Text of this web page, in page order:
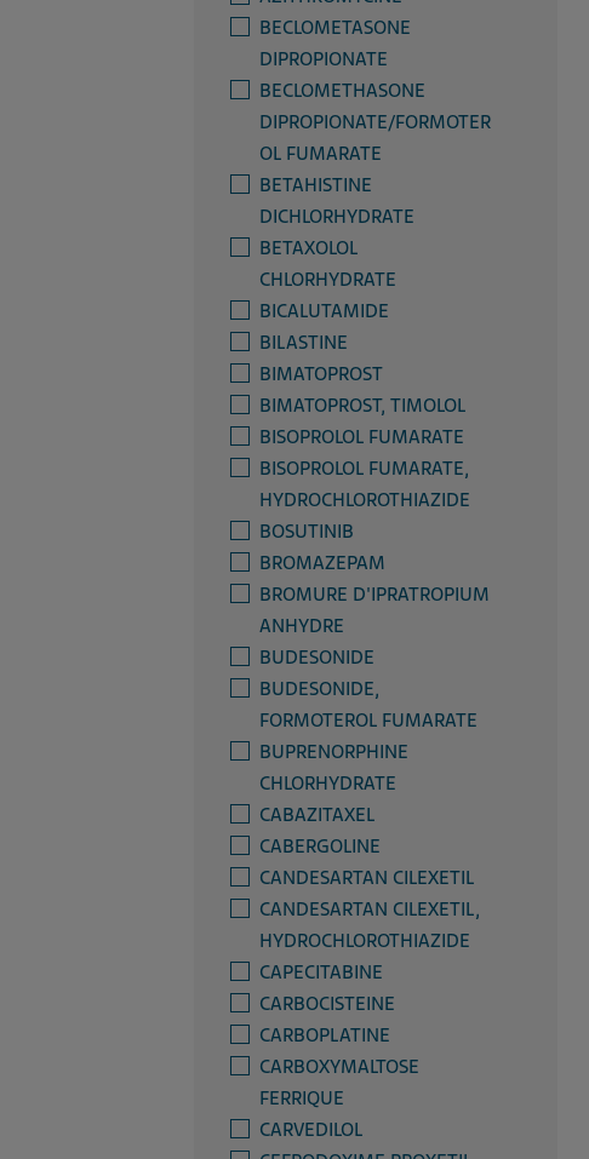
BECLOMETASONE
DIPROPIONATE
BECLOMETHASONE
DIPROPIONATE/FORMOTER
OL FUMARATE
BETAHISTINE
DICHLORHYDRATE
BETAXOLOL
CHLORHYDRATE
BICALUTAMIDE
BILASTINE
BIMATOPROST
BIMATOPROST, TIMOLOL
BISOPROLOL FUMARATE
BISOPROLOL FUMARATE,
HYDROCHLOROTHIAZIDE
BOSUTINIB
BROMAZEPAM
BROMURE D'IPRATROPIUM
ANHYDRE
BUDESONIDE
BUDESONIDE,
FORMOTEROL FUMARATE
BUPRENORPHINE
CHLORHYDRATE
CABAZITAXEL
CABERGOLINE
CANDESARTAN CILEXETIL
CANDESARTAN CILEXETIL,
HYDROCHLOROTHIAZIDE
CAPECITABINE
CARBOCISTEINE
CARBOPLATINE
CARBOXYMALTOSE
FERRIQUE
CARVEDILOL